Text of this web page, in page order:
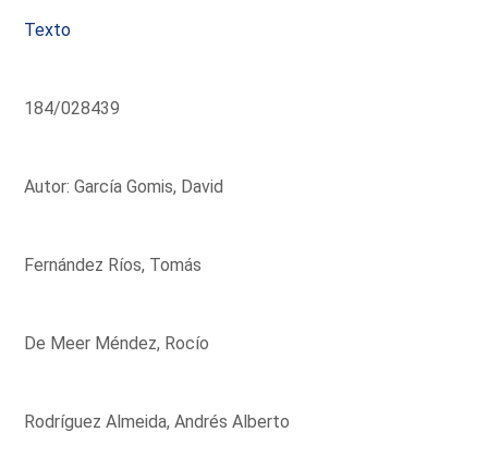
Texto
184/028439
Autor: García Gomis, David
Fernández Ríos, Tomás
De Meer Méndez, Rocío
Rodríguez Almeida, Andrés Alberto